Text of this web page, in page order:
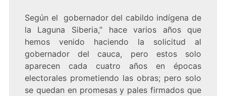
Según el gobernador del cabildo indígena de
la Laguna Siberia,” hace varios años que
hemos venido haciendo la solicitud al
gobernador del cauca, pero estos solo
aparecen cada cuatro años en épocas
electorales prometiendo las obras; pero solo
se quedan en promesas y pales firmados que